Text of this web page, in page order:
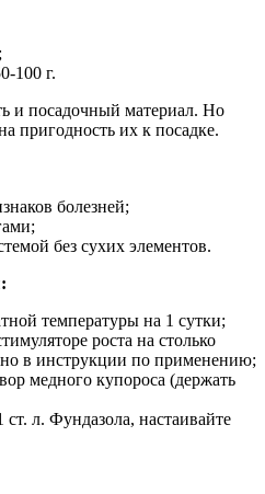
100 г.
и посадочный материал. Но
пригодность их к посадке.
болезней;
без сухих элементов.
температуры на 1 сутки;
роста на столько
в инструкции по применению;
медного купороса (держать
ст. л. Фундазола, настаивайте